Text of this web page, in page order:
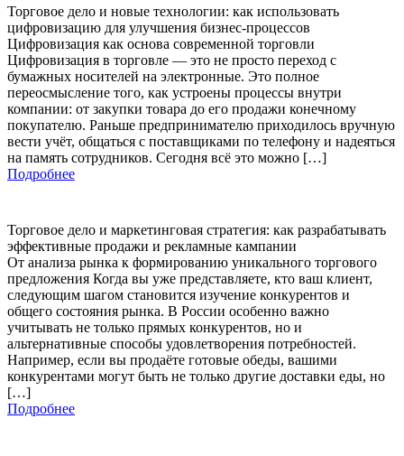
Торговое дело и новые технологии: как использовать
цифровизацию для улучшения бизнес-процессов
Цифровизация как основа современной торговли
Цифровизация в торговле — это не просто переход с
бумажных носителей на электронные. Это полное
переосмысление того, как устроены процессы внутри
компании: от закупки товара до его продажи конечному
покупателю. Раньше предпринимателю приходилось вручную
вести учёт, общаться с поставщиками по телефону и надеяться
на память сотрудников. Сегодня всё это можно […]
Подробнее
Торговое дело и маркетинговая стратегия: как разрабатывать
эффективные продажи и рекламные кампании
От анализа рынка к формированию уникального торгового
предложения Когда вы уже представляете, кто ваш клиент,
следующим шагом становится изучение конкурентов и
общего состояния рынка. В России особенно важно
учитывать не только прямых конкурентов, но и
альтернативные способы удовлетворения потребностей.
Например, если вы продаёте готовые обеды, вашими
конкурентами могут быть не только другие доставки еды, но
[…]
Подробнее